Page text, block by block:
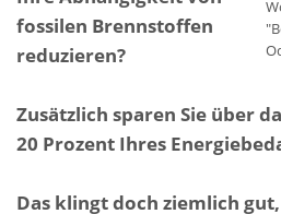
fossilen Brennstoffen
reduzieren?
Zusätzlich sparen Sie über
20 Prozent Ihres
Das klingt doch ziemlich